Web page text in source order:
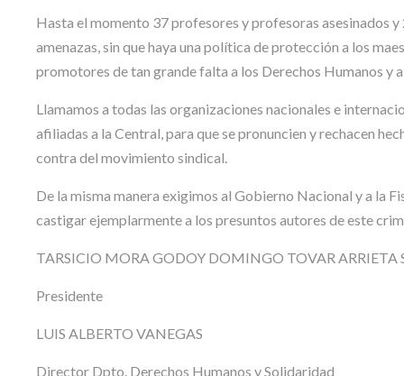
Hasta el momento 37 profesores y profesoras asesinados
amenazas, sin que haya una política de protección a los
promotores de tan grande falta a los Derechos Humanos y
Llamamos a todas las organizaciones nacionales e
afiliadas a la Central, para que se pronuncien y rechacen
contra del movimiento sindical.
De la misma manera exigimos al Gobierno Nacional y a la
castigar ejemplarmente a los presuntos autores de este
TARSICIO MORA GODOY DOMINGO TOVAR ARRIETA
Presidente
LUIS ALBERTO VANEGAS
Director Dpto. Derechos Humanos y Solidaridad